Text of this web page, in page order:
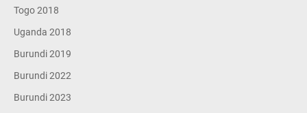
Togo 2018
Uganda 2018
Burundi 2019
Burundi 2022
Burundi 2023